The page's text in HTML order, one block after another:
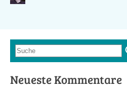
Suchformular
Suche
Neueste Kommentare